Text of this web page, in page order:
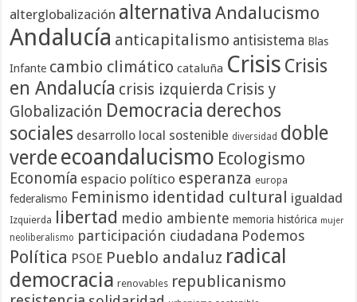
alterglobalización alternativa Andalucismo
Andalucía anticapitalismo antisistema Blas
Infante cambio climático cataluña Crisis Crisis
en Andalucía crisis izquierda Crisis y
Globalización Democracia derechos
sociales desarrollo local sostenible diversidad doble
verdeecoandalucismo Ecologismo
Economía espacio político esperanza europa
federalismo Feminismo identidad cultural igualdad
Izquierda libertad medio ambiente memoria histórica mujer
neoliberalismo participación ciudadana Podemos
Política PSOE Pueblo andaluz radical
democracia renovables republicanismo